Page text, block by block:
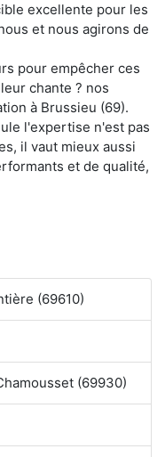
excellente pour les
et nous agirons de
pour empêcher ces
chante ? nos
à Brussieu (69).
l'expertise n'est pas
il vaut mieux aussi
et de qualité,
(69610)
(69930)